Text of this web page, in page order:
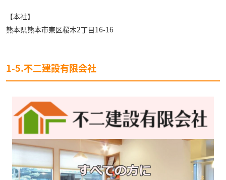
【本社】
熊本県熊本市東区桜木2丁目16-16
1-5.不二建設有限会社